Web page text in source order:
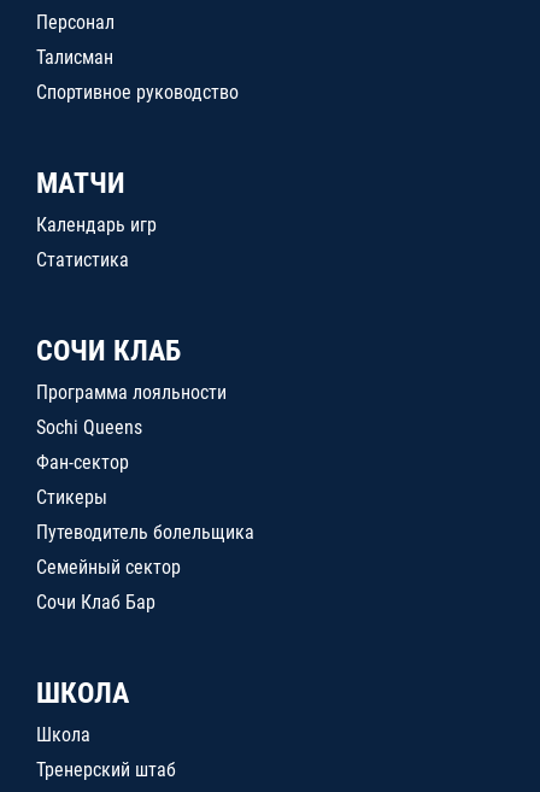
Персонал
Талисман
Спортивное руководство
МАТЧИ
Календарь игр
Статистика
СОЧИ КЛАБ
Программа лояльности
Sochi Queens
Фан-сектор
Стикеры
Путеводитель болельщика
Семейный сектор
Сочи Клаб Бар
ШКОЛА
Школа
Тренерский штаб